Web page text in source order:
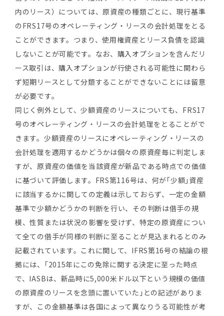
内のリース）については、原資産の種類ごとに、現行基準
のFRS17号のオペレーティング・リースの会計処理をとる
ことができます。つまり、使用権資産とリース負債を認識
しないことが可能です。なお、購入オプションを含んだリ
ース取引は、購入オプションが行使される可能性に関わら
ず短期リースとして分類することができないことには留意
が必要です。
同じく例外として、少額資産のリースについても、FRS17
号のオペレーティング・リースの会計処理をとることがで
きます。少額資産のリースにオペレーティング・リースの
会計処理を適用するかどうかは個々の原資産毎に判定しま
すが、原資産の価値を当該資産が新品である時点での価値
に基づいて評価します。FRS第116号は、何が｢少額｣資産
に該当するかに関しての定義は示しておらず、一定の金額
基準で少額かどうかの判断を行い、その判断は借手の規
模、性質または状況の影響を受けず、特定の原資産につい
て全ての借手が同様の判断に至ることが見込まれるとのみ
記載されています。これに関して、IFRS第16号の結論の根
拠には、｢2015年にこの免除に関する決定に至った時点
で、IASBは、新品時に5,000米ドル以下という規模の価値
の原資産のリースを念頭に置いていた｣との記述がありま
すが、この金額基準は各国によって異なりうる可能性が考